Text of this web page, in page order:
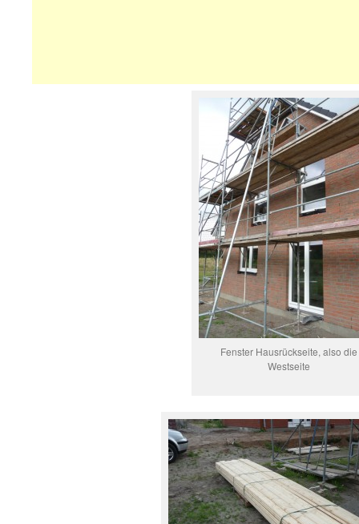
Fenster Hausrückseite, also die
Westseite